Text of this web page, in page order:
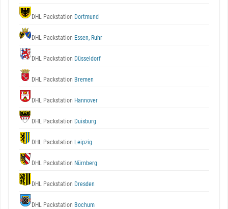
DHL Packstation Dortmund
DHL Packstation Essen, Ruhr
DHL Packstation Düsseldorf
DHL Packstation Bremen
DHL Packstation Hannover
DHL Packstation Duisburg
DHL Packstation Leipzig
DHL Packstation Nürnberg
DHL Packstation Dresden
DHL Packstation Bochum